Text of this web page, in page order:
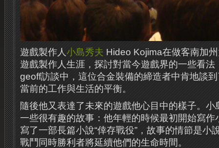
遊戲製作人小島秀夫 Hideo Kojima在做客南加
遊戲製作人生涯，探討對當今遊戲界的一些看法
geoff訪談中，這位合金裝備的締造者中肯地談
當前的工作與生活的平衡。
隨後他又表達了未來的遊戲他心目中的樣子。
一些很有趣的故事：他年輕的時候最初開始寫作
寫了一部長篇小說“倖存戰役” ，故事的情節是小
戰鬥同時勝利者將延續他們的生命時間。